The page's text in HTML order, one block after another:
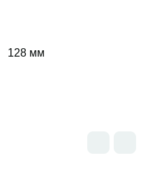
128 мм